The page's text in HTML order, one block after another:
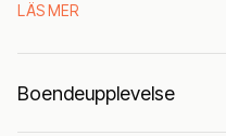
LÄS MER
Boendeupplevelse